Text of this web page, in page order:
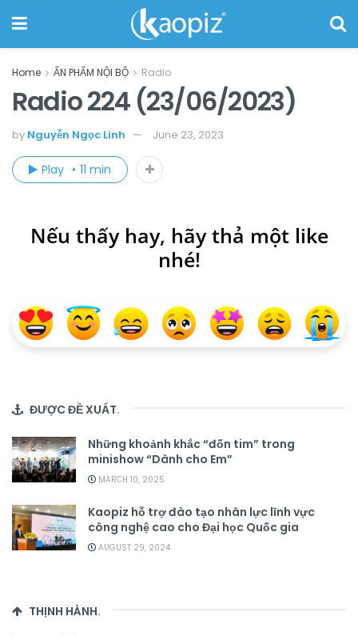
Home ẤN PHẨM NỘI BỘ Radio
Radio 224 (23/06/2023)
by Nguyễn Ngọc Linh June 23, 2023
Play 11 min
Nếu thấy hay, hãy thả một like
nhé!
ĐƯỢC ĐỀ XUẤT.
Những khoảnh khắc “đốn tim” trong
minishow “Dành cho Em”
MARCH 10, 2025
Kaopiz hỗ trợ đào tạo nhân lực lĩnh vực
công nghệ cao cho Đại học Quốc gia
AUGUST 29, 2024
THỊNH HÀNH.